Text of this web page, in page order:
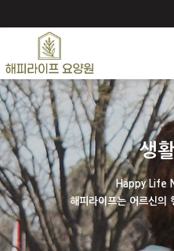
생
Happy Life
해피라이프는 어르신의